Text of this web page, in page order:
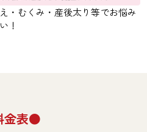
・むくみ・産後太り等でお悩み
！
金表